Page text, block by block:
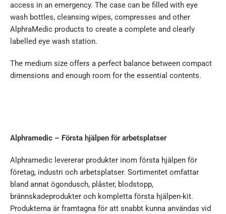
access in an emergency. The case can be filled with eye
wash bottles, cleansing wipes, compresses and other
AlphraMedic products to create a complete and clearly
labelled eye wash station.
The medium size offers a perfect balance between compact
dimensions and enough room for the essential contents.
Alphramedic – Första hjälpen för arbetsplatser
Alphramedic levererar produkter inom första hjälpen för
företag, industri och arbetsplatser. Sortimentet omfattar
bland annat ögondusch, plåster, blodstopp,
brännskadeprodukter och kompletta första hjälpen-kit.
Produkterna är framtagna för att snabbt kunna användas vid